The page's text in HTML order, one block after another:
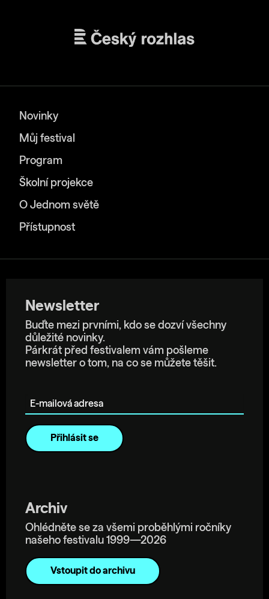
Novinky
Můj festival
Program
Školní projekce
O Jednom světě
Přístupnost
Newsletter
Buďte mezi prvními, kdo se dozví všechny
důležité novinky.
Párkrát před festivalem vám pošleme
newsletter o tom, na co se můžete těšit.
Archiv
Ohlédněte se za všemi proběhlými ročníky
našeho festivalu 1999—2026
Vstoupit do archivu